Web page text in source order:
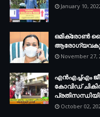
January 10,
ഒമിക്രോണ്‍
November 27,
എന്‍എച്ച്എം
കോവിഡ്
October 02,